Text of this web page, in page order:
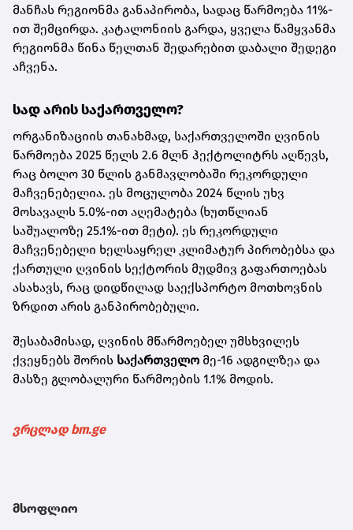
მანჩას რეგიონმა განაპირობა, სადაც წარმოება 11%-
ით შემცირდა. კატალონიის გარდა, ყველა წამყვანმა
რეგიონმა წინა წელთან შედარებით დაბალი შედეგი
აჩვენა.
სად არის საქართველო?
ორგანიზაციის თანახმად, საქართველოში ღვინის
წარმოება 2025 წელს 2.6 მლნ ჰექტოლიტრს აღწევს,
რაც ბოლო 30 წლის განმავლობაში რეკორდული
მაჩვენებელია. ეს მოცულობა 2024 წლის უხვ
მოსავალს 5.0%-ით აღემატება (ხუთწლიან
საშუალოზე 25.1%-ით მეტი). ეს რეკორდული
მაჩვენებელი ხელსაყრელ კლიმატურ პირობებსა და
ქართული ღვინის სექტორის მუდმივ გაფართოებას
ასახავს, რაც დიდწილად საექსპორტო მოთხოვნის
ზრდით არის განპირობებული.
შესაბამისად, ღვინის მწარმოებელ უმსხვილეს
ქვეყნებს შორის საქართველო მე-16 ადგილზეა და
მასზე გლობალური წარმოების 1.1% მოდის.
ვრცლად bm.ge
მსოფლიო